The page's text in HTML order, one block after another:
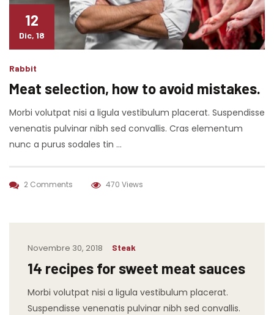
12
Dic, 18
Rabbit
Meat selection, how to avoid mistakes.
Morbi volutpat nisi a ligula vestibulum placerat. Suspendisse
venenatis pulvinar nibh sed convallis. Cras elementum
nunc a purus sodales tin …
2 Comments 470 Views
Novembre 30, 2018 Steak
14 recipes for sweet meat sauces
Morbi volutpat nisi a ligula vestibulum placerat.
Suspendisse venenatis pulvinar nibh sed convallis.